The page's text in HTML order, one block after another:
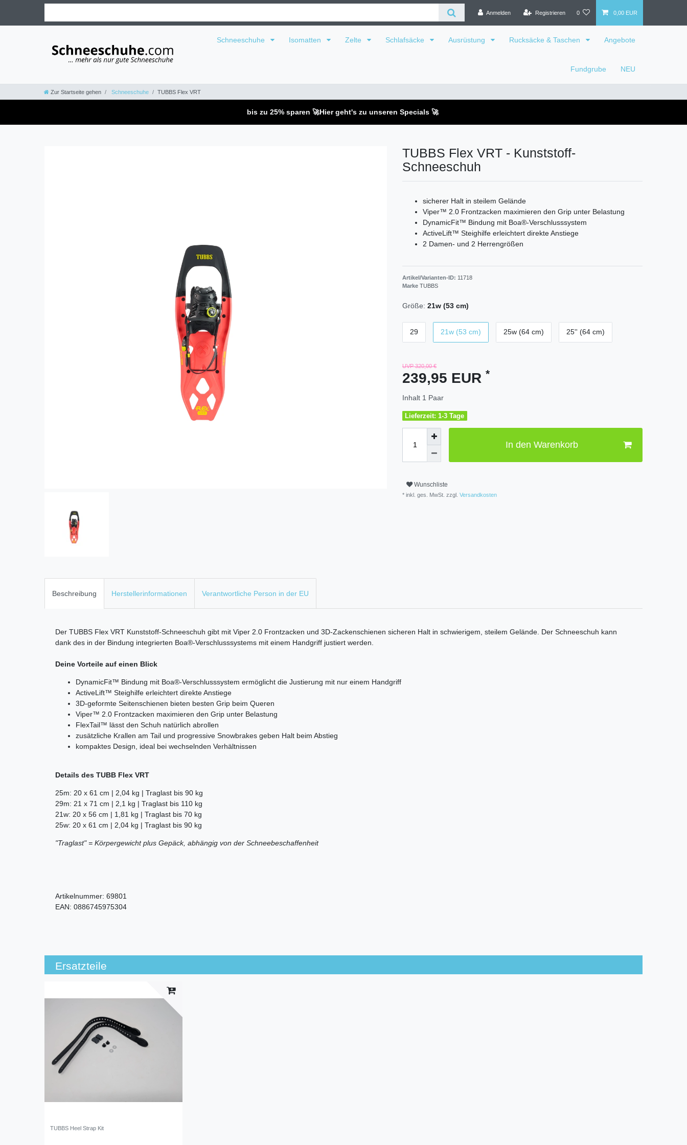
Anmelden Registrieren 0 0,00 EUR
Schneeschuhe Isomatten Zelte Schlafsäcke Ausrüstung Rucksäcke & Taschen Angebote
Fundgrube NEU
Zur Startseite gehen Schneeschuhe TUBBS Flex VRT
bis zu 25% sparen 🚀Hier geht's zu unseren Specials 🚀
TUBBS Flex VRT - Kunststoff-
Schneeschuh
sicherer Halt in steilem Gelände
Viper™ 2.0 Frontzacken maximieren den Grip unter Belastung
DynamicFit™ Bindung mit Boa®-Verschlusssystem
ActiveLift™ Steighilfe erleichtert direkte Anstiege
2 Damen- und 2 Herrengrößen
Artikel/Varianten-ID: 11718
Marke TUBBS
Größe: 21w (53 cm)
29 21w (53 cm) 25w (64 cm) 25'' (64 cm)
UVP 320,00 €
239,95 EUR *
Inhalt 1 Paar
Lieferzeit: 1-3 Tage
In den Warenkorb
Wunschliste
* inkl. ges. MwSt. zzgl. Versandkosten
Beschreibung Herstellerinformationen Verantwortliche Person in der EU
Der TUBBS Flex VRT Kunststoff-Schneeschuh gibt mit Viper 2.0 Frontzacken und 3D-Zackenschienen sicheren Halt in schwierigem, steilem Gelände. Der Schneeschuh kann
dank des in der Bindung integrierten Boa®-Verschlusssystems mit einem Handgriff justiert werden.
Deine Vorteile auf einen Blick
DynamicFit™ Bindung mit Boa®-Verschlusssystem ermöglicht die Justierung mit nur einem Handgriff
ActiveLift™ Steighilfe erleichtert direkte Anstiege
3D-geformte Seitenschienen bieten besten Grip beim Queren
Viper™ 2.0 Frontzacken maximieren den Grip unter Belastung
FlexTail™ lässt den Schuh natürlich abrollen
zusätzliche Krallen am Tail und progressive Snowbrakes geben Halt beim Abstieg
kompaktes Design, ideal bei wechselnden Verhältnissen
Details des TUBB Flex VRT
25m: 20 x 61 cm | 2,04 kg | Traglast bis 90 kg
29m: 21 x 71 cm | 2,1 kg | Traglast bis 110 kg
21w: 20 x 56 cm | 1,81 kg | Traglast bis 70 kg
25w: 20 x 61 cm | 2,04 kg | Traglast bis 90 kg
"Traglast" = Körpergewicht plus Gepäck, abhängig von der Schneebeschaffenheit
Artikelnummer: 69801
EAN: 0886745975304
Ersatzteile
TUBBS Heel Strap Kit